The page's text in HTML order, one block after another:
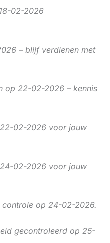
02-2026
– blijf verdienen met
op 22-02-2026 – kennis
02-2026 voor jouw
02-2026 voor jouw
op 24-02-2026.
gecontroleerd op 25-